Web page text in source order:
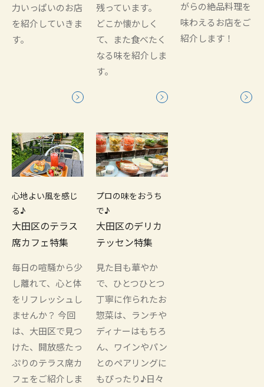
力いっぱいのお店
を紹介していきま
す。
残っています。
どこか懐かしく
て、また食べたく
なる味を紹介しま
す。
がらの絶品料理を
味わえるお店をご
紹介します！
心地よい風を感じ
る♪
大田区のテラス
席カフェ特集
毎日の喧騒から少
し離れて、心と体
をリフレッシュし
ませんか？ 今回
は、大田区で見つ
けた、開放感たっ
ぷりのテラス席カ
フェをご紹介しま
プロの味をおうち
で♪
大田区のデリカ
テッセン特集
見た目も華やか
で、ひとつひとつ
丁寧に作られたお
惣菜は、ランチや
ディナーはもちろ
ん、ワインやパン
とのペアリングに
もぴったり♪日々